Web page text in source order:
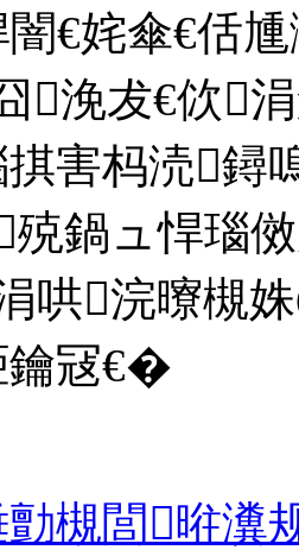
€姹傘€佸
浼犮€佽
害杩涜鐞
殑鍋ュ悍瑙
哄浣曢槻
鑰冦€�
槻閭暀瀵